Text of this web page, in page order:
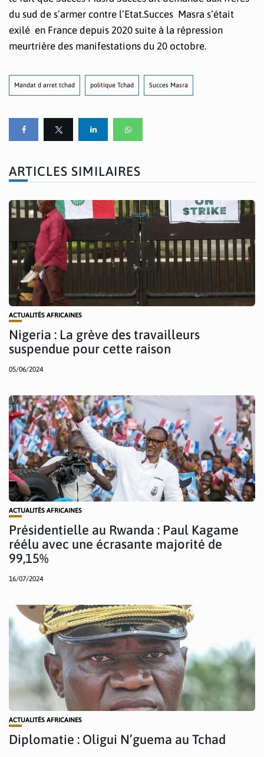
du sud de s’armer contre l’Etat.Succes Masra s’était
exilé en France depuis 2020 suite à la répression
meurtrière des manifestations du 20 octobre.
Mandat d arret tchad politique Tchad Succes Masra
ARTICLES SIMILAIRES
ACTUALITÉS AFRICAINES
Nigeria : La grève des travailleurs
suspendue pour cette raison
05/06/2024
ACTUALITÉS AFRICAINES
Présidentielle au Rwanda : Paul Kagame
réélu avec une écrasante majorité de
99,15%
16/07/2024
ACTUALITÉS AFRICAINES
Diplomatie : Oligui N’guema au Tchad